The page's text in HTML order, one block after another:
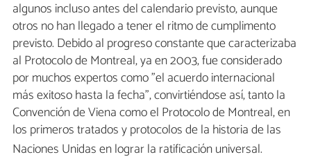
algunos incluso antes del calendario previsto, aunque
otros no han llegado a tener el ritmo de cumplimento
previsto. Debido al progreso constante que caracterizaba
al Protocolo de Montreal, ya en 2003, fue considerado
por muchos expertos como "el acuerdo internacional
más exitoso hasta la fecha", convirtiéndose así, tanto la
Convención de Viena como el Protocolo de Montreal, en
los primeros tratados y protocolos de la historia de las
Naciones Unidas en lograr la ratificación universal.